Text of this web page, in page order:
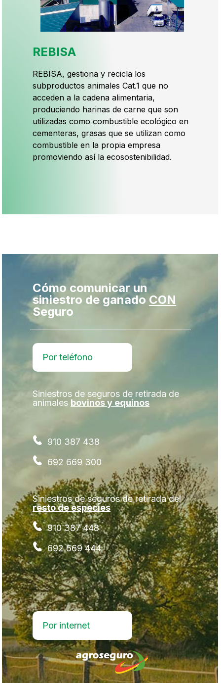
REBISA
REBISA, gestiona y recicla los
subproductos animales Cat.1 que no
acceden a la cadena alimentaria,
produciendo harinas de carne que son
utilizadas como combustible ecológico en
cementeras, grasas que se utilizan como
combustible en la propia empresa
promoviendo así la ecosostenibilidad.
Cómo comunicar un
siniestro de ganado CON
Seguro
Por teléfono
Siniestros de seguros de retirada de
animales bovinos y equinos
910 387 438
692 669 300
Siniestros de seguros de retirada del
resto de especies
910 387 448
692 669 444
Por internet